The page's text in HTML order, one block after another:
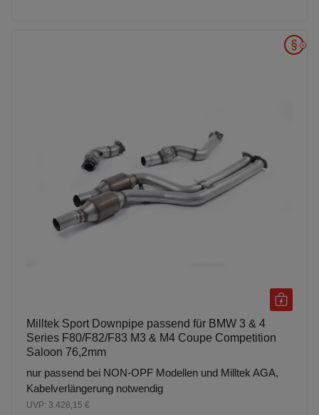
Milltek Sport Downpipe passend für BMW 3 & 4
Series F80/F82/F83 M3 & M4 Coupe Competition
Saloon 76,2mm
nur passend bei NON-OPF Modellen und Milltek AGA,
Kabelverlängerung notwendig
UVP: 3.428,15 €